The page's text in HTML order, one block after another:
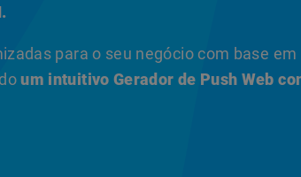
para o seu negócio com base em
um intuitivo Gerador de Push Web